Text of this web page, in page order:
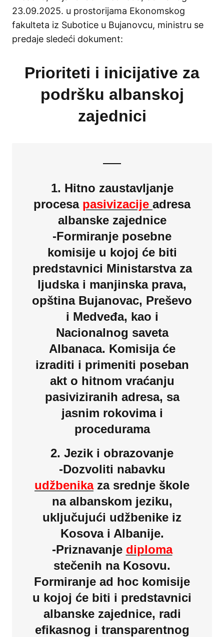
23.09.2025. u prostorijama Ekonomskog
fakulteta iz Subotice u Bujanovcu, ministru se
predaje sledeći dokument:
Prioriteti i inicijative za
podršku albanskoj
zajednici
1. Hitno zaustavljanje
procesa pasivizacije adresa
albanske zajednice
-Formiranje posebne
komisije u kojoj će biti
predstavnici Ministarstva za
ljudska i manjinska prava,
opština Bujanovac, Preševo
i Medveđa, kao i
Nacionalnog saveta
Albanaca. Komisija će
izraditi i primeniti poseban
akt o hitnom vraćanju
pasiviziranih adresa, sa
jasnim rokovima i
procedurama
2. Jezik i obrazovanje
-Dozvoliti nabavku
udžbenikaza srednje škole
na albanskom jeziku,
uključujući udžbenike iz
Kosova i Albanije.
-Priznavanje diploma
stečenih na Kosovu.
Formiranje ad hoc komisije
u kojoj će biti i predstavnici
albanske zajednice, radi
efikasnog i transparentnog